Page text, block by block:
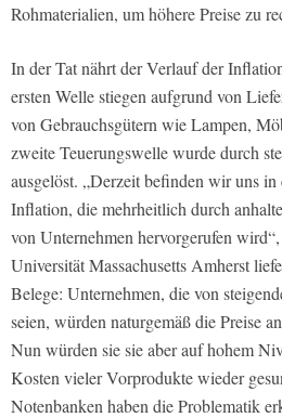
Rohmaterialien, um höhere Preise zu
In der Tat nährt der Verlauf der
ersten Welle stiegen aufgrund von
von Gebrauchsgütern wie Lampen,
zweite Teuerungswelle wurde durch
ausgelöst. „Derzeit befinden wir uns in
Inflation, die mehrheitlich durch
von Unternehmen hervorgerufen
Universität Massachusetts Amherst
Belege: Unternehmen, die von
seien, würden naturgemäß die Preise
Nun würden sie sie aber auf hohem
Kosten vieler Vorprodukte wieder
Notenbanken haben die Problematik